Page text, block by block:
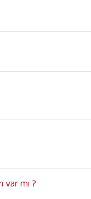
var mı ?